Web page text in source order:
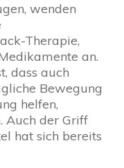
wenden
Therapie,
an.
dass auch
Bewegung
helfen,
Auch der Griff
hat sich bereits